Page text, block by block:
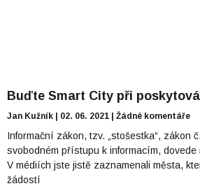
Buďte Smart City při
Jan Kužník 02. 06. 2021 Žádné komentáře
Informační zákon, tzv. „stošestka“, zákon
svobodném přístupu k informacím, dovede
V médiích jste jistě zaznamenali města,
žádostí